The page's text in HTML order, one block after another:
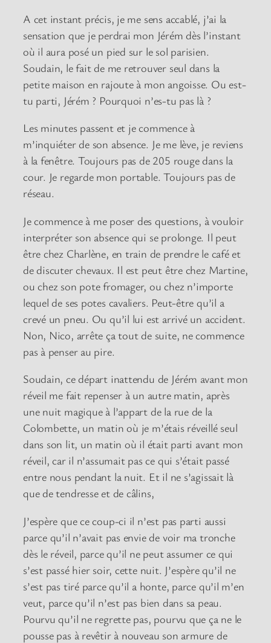
A cet instant précis, je me sens accablé, j’ai la
sensation que je perdrai mon Jérém dès l’instant
où il aura posé un pied sur le sol parisien.
Soudain, le fait de me retrouver seul dans la
petite maison en rajoute à mon angoisse. Ou est-
tu parti, Jérém ? Pourquoi n’es-tu pas là ?
Les minutes passent et je commence à
m’inquiéter de son absence. Je me lève, je reviens
à la fenêtre. Toujours pas de 205 rouge dans la
cour. Je regarde mon portable. Toujours pas de
réseau.
Je commence à me poser des questions, à vouloir
interpréter son absence qui se prolonge. Il peut
être chez Charlène, en train de prendre le café et
de discuter chevaux. Il est peut être chez Martine,
ou chez son pote fromager, ou chez n’importe
lequel de ses potes cavaliers. Peut-être qu’il a
crevé un pneu. Ou qu’il lui est arrivé un accident.
Non, Nico, arrête ça tout de suite, ne commence
pas à penser au pire.
Soudain, ce départ inattendu de Jérém avant mon
réveil me fait repenser à un autre matin, après
une nuit magique à l’appart de la rue de la
Colombette, un matin où je m’étais réveillé seul
dans son lit, un matin où il était parti avant mon
réveil, car il n’assumait pas ce qui s’était passé
entre nous pendant la nuit. Et il ne s’agissait là
que de tendresse et de câlins,
J’espère que ce coup-ci il n’est pas parti aussi
parce qu’il n’avait pas envie de voir ma tronche
dès le réveil, parce qu’il ne peut assumer ce qui
s’est passé hier soir, cette nuit. J’espère qu’il ne
s’est pas tiré parce qu’il a honte, parce qu’il m’en
veut, parce qu’il n’est pas bien dans sa peau.
Pourvu qu’il ne regrette pas, pourvu que ça ne le
pousse pas à revêtir à nouveau son armure de